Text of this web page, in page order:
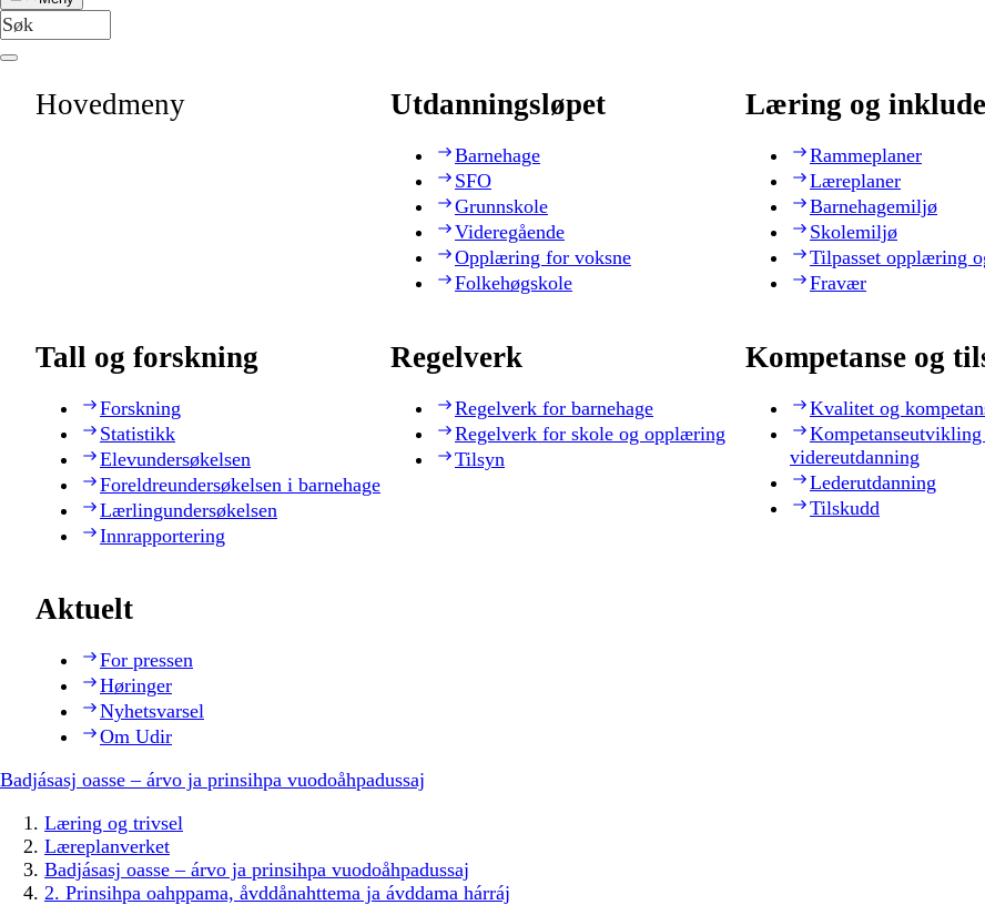
Hovedmeny Utdanningsløpet
Barnehage
SFO
Grunnskole
Videregående
Opplæring for voksne
Folkehøgskole
Læring og
Rammeplaner
Læreplaner
Barnehagemiljø
Skolemiljø
Tilpasset opplæring
Fravær
Tall og forskning
Forskning
Statistikk
Elevundersøkelsen
Foreldreundersøkelsen i barnehage
Lærlingundersøkelsen
Innrapportering
Regelverk
Regelverk for barnehage
Regelverk for skole og opplæring
Tilsyn
Kompetanse og
Kvalitet og
Kompetanseutvikling
videreutdanning
Lederutdanning
Tilskudd
Aktuelt
For pressen
Høringer
Nyhetsvarsel
Om Udir
Badjásasj oasse – árvo ja prinsihpa vuodoåhpadussaj
Læring og trivsel
Læreplanverket
Badjásasj oasse – árvo ja prinsihpa vuodoåhpadussaj
2. Prinsihpa oahppama, åvddånahttema ja ávddama hárráj